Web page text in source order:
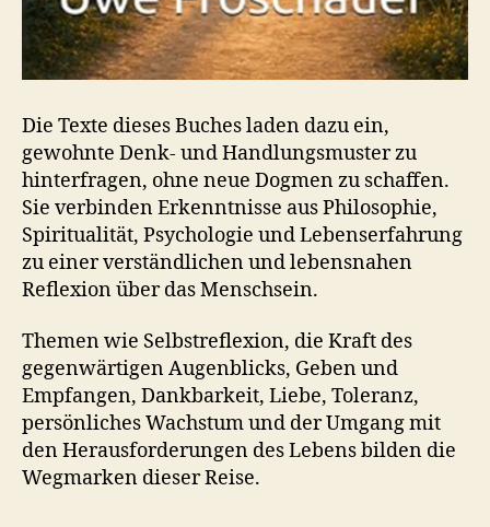
Die Texte dieses Buches laden dazu ein,
gewohnte Denk- und Handlungsmuster zu
hinterfragen, ohne neue Dogmen zu schaffen.
Sie verbinden Erkenntnisse aus Philosophie,
Spiritualität, Psychologie und Lebenserfahrung
zu einer verständlichen und lebensnahen
Reflexion über das Menschsein.
Themen wie Selbstreflexion, die Kraft des
gegenwärtigen Augenblicks, Geben und
Empfangen, Dankbarkeit, Liebe, Toleranz,
persönliches Wachstum und der Umgang mit
den Herausforderungen des Lebens bilden die
Wegmarken dieser Reise.